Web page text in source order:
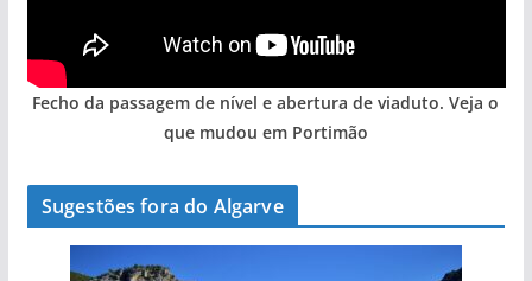
Fecho da passagem de nível e abertura de viaduto. Veja o
que mudou em Portimão
Sugestões fora do Algarve